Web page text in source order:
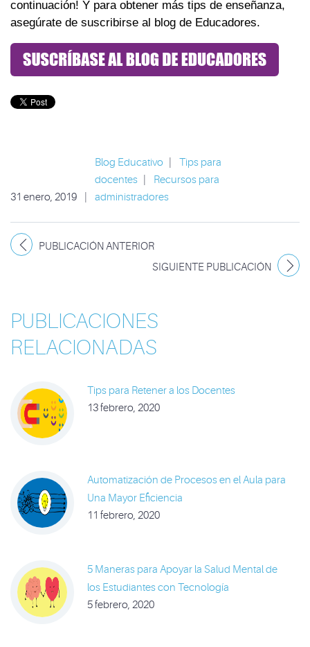
continuación! Y para obtener más tips de enseñanza,
asegúrate de suscribirse al blog de Educadores.
31 enero, 2019
Blog Educativo
Tips para
docentes
Recursos para
administradores
PUBLICACIÓN ANTERIOR
SIGUIENTE PUBLICACIÓN
PUBLICACIONES
RELACIONADAS
Tips para Retener a los Docentes
13 febrero, 2020
Automatización de Procesos en el Aula para
Una Mayor Eficiencia
11 febrero, 2020
5 Maneras para Apoyar la Salud Mental de
los Estudiantes con Tecnología
5 febrero, 2020